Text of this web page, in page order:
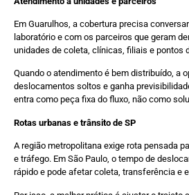
Em Guarulhos, a cobertura precisa
laboratório e com os parceiros que geram
unidades de coleta, clínicas, filiais e pontos
Quando o atendimento é bem distribuído, a
deslocamentos soltos e ganha
entra como peça fixa do fluxo, não como
Rotas urbanas e trânsito de SP
A região metropolitana exige rota pensada
e tráfego. Em São Paulo, o tempo de
rápido e pode afetar coleta, transferência e